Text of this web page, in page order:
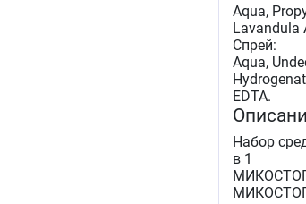
Aqua,
Lavandula
Спрей:
Aqua,
EDTA.
Набор
в 1
МИКОСТОП
МИКОСТОП